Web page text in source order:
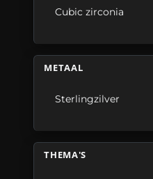
Cubic zirconia
METAAL
Sterlingzilver
THEMA'S